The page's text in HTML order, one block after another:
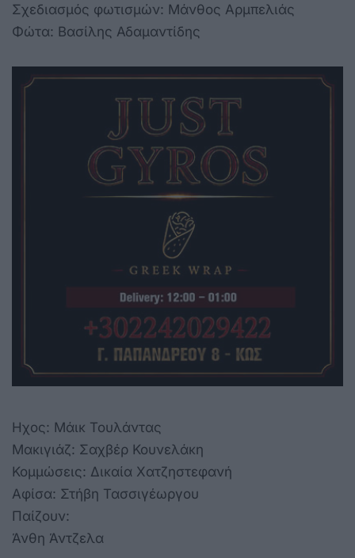
Σχεδιασμός φωτισμών: Μάνθος Αρμπελιάς
Φώτα: Βασίλης Αδαμαντίδης
Ηχος: Μάικ Τουλάντας
Μακιγιάζ: Σαχβέρ Κουνελάκη
Κομμώσεις: Δικαία Χατζηστεφανή
Αφίσα: Στήβη Τασσιγέωργου
Παίζουν:
Άνθη Άντζελα